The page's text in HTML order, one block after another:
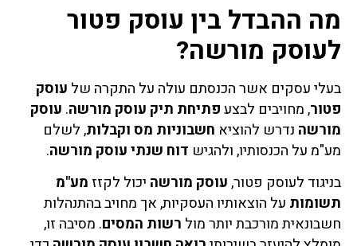
מה ההבדל בין עוסק פטור
לעוסק מורשה?
בעלי עסקים אשר הכנסתם עולה על התקרה של עוסק
פטור, מחויבים לבצעפתיחת תיק עוסק מורשה. עוסק
מורשה נדרש להוציא חשבוניות מס וקבלות, לשלם
מע"מ על הכנסותיו, ולהגיש דוח שנתי עוסק מורשה.
בניגוד לעוסק פטור,עוסק מורשה יכול לקזז מע"מ
תשומות על הוצאותיו העסקיות, אך מחויב בהתנהלות
חשבונאית מורכבת יותר מול רשות המסים. מסיבה זו,